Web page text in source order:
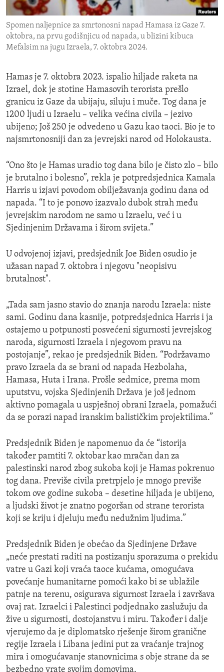
ENVIRONMENT AND HEALTH
IDEALS AND INSTITUTIONS
Spomen naljepnice za smrtonosni napad Hamasa iz Gaze 7.
oktobra, na prvu godišnjicu od napada, u blizini kibuca
Mefalsim na jugu Izraela, 7. oktobra 2024.
Hamas je 7. oktobra 2023. ispalio hiljade raketa na
Izrael, dok je stotine Hamasovih terorista prešlo
granicu iz Gaze da ubijaju, siluju i muče. Tog dana je
1200 ljudi u Izraelu – velika većina civila – jezivo
ubijeno; Još 250 je odvedeno u Gazu kao taoci. Bio je to
najsmrtonosniji dan za jevrejski narod od Holokausta.
“Ono što je Hamas uradio tog dana bilo je čisto zlo – bilo
je brutalno i bolesno”, rekla je potpredsjednica Kamala
Harris u izjavi povodom obilježavanja godinu dana od
napada. “I to je ponovo izazvalo dubok strah među
jevrejskim narodom ne samo u Izraelu, već i u
Sjedinjenim Državama i širom svijeta.”
U odvojenoj izjavi, predsjednik Joe Biden osudio je
užasan napad 7. oktobra i njegovu "neopisivu
brutalnost".
„Tada sam jasno stavio do znanja narodu Izraela: niste
sami. Godinu dana kasnije, potpredsjednica Harris i ja
ostajemo u potpunosti posvećeni sigurnosti jevrejskog
naroda, sigurnosti Izraela i njegovom pravu na
postojanje”, rekao je predsjednik Biden. “Podržavamo
pravo Izraela da se brani od napada Hezbolaha,
Hamasa, Huta i Irana. Prošle sedmice, prema mom
uputstvu, vojska Sjedinjenih Država je još jednom
aktivno pomagala u uspješnoj obrani Izraela, pomažući
da se porazi napad iranskim balističkim projektilima.”
Predsjednik Biden je napomenuo da će “istorija
također pamtiti 7. oktobar kao mračan dan za
palestinski narod zbog sukoba koji je Hamas pokrenuo
tog dana. Previše civila pretrpjelo je mnogo previše
tokom ove godine sukoba – desetine hiljada je ubijeno,
a ljudski život je znatno pogoršan od strane terorista
koji se kriju i djeluju među nedužnim ljudima.”
Predsjednik Biden je obećao da Sjedinjene Države
„neće prestati raditi na postizanju sporazuma o prekidu
vatre u Gazi koji vraća taoce kućama, omogućava
povećanje humanitarne pomoći kako bi se ublažile
patnje na terenu, osigurava sigurnost Izraela i završava
ovaj rat. Izraelci i Palestinci podjednako zaslužuju da
žive u sigurnosti, dostojanstvu i miru. Također i dalje
vjerujemo da je diplomatsko rješenje širom granične
regije Izraela i Libana jedini put za vraćanje trajnog
mira i omogućavanje stanovnicima s obje strane da se
bezbedno vrate svojim domovima.